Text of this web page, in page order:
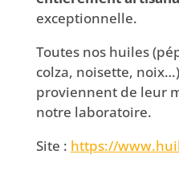
exceptionnelle.
Toutes nos huiles
colza, noisette,
proviennent de leur
notre laboratoire.
Site : https://